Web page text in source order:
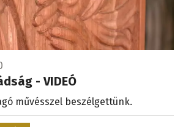
- VIDEÓ
művésszel beszélgettünk.